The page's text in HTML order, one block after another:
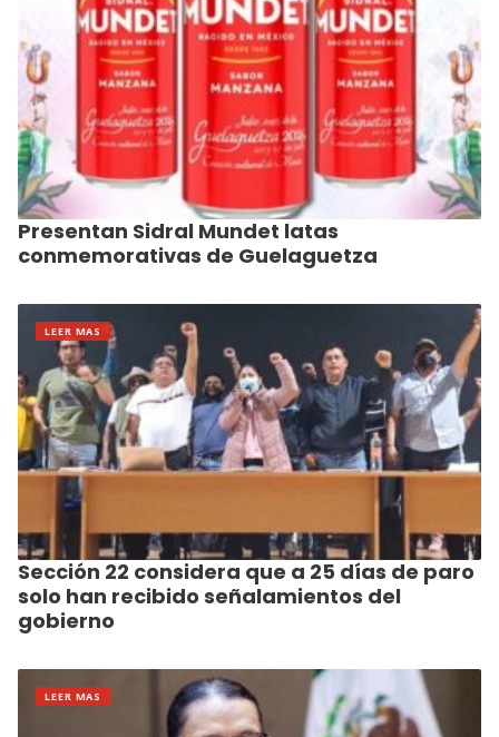
Presentan Sidral Mundet latas
conmemorativas de Guelaguetza
LEER MAS
Sección 22 considera que a 25 días de paro
solo han recibido señalamientos del
gobierno
LEER MAS